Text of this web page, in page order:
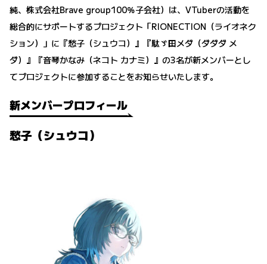
純、株式会社Brave group100％子会社）は、VTuberの活動を
総合的にサポートするプロジェクト「RIONECTION（ライオネク
ション）」に『愁子（シュウコ）』『駄ゞ田メダ（ダダダ メ
ダ）』『音琴かなみ（ネコト カナミ）』の3名が新メンバーとし
てプロジェクトに参加することをお知らせいたします。
新メンバープロフィール
愁子（シュウコ）